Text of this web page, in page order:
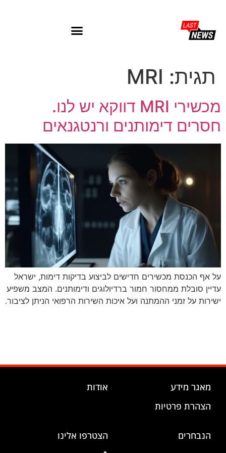
תגית: MRI
מכשירי MRI דווקא יש לנו.
חסרים דימותנים ורנטגנאים
על אף הכנסת מכשירים חדישים לביצוע בדיקות דימות, ישראל
עדיין סובלת ממחסור חמור ברדיולוגים ודימותנים. המצב משפיע
ישירות על זמני ההמתנה ועל איכות השירות הרפואי הניתן לציבור.
מאגר מידע
הצהרת פרטיות
אודות
הנבחרים הצטרפו אלינו